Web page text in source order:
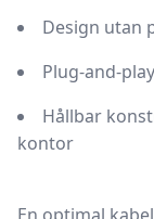
Design utan
Plug-and-
Hållbar
kontor